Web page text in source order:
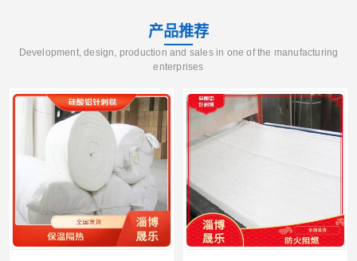
产品推荐
Development, design, production and sales in one of the manufacturing
enterprises